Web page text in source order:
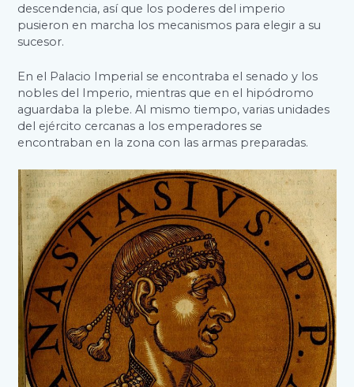
descendencia, así que los poderes del imperio
pusieron en marcha los mecanismos para elegir a su
sucesor.
En el Palacio Imperial se encontraba el senado y los
nobles del Imperio, mientras que en el hipódromo
aguardaba la plebe. Al mismo tiempo, varias unidades
del ejército cercanas a los emperadores se
encontraban en la zona con las armas preparadas.